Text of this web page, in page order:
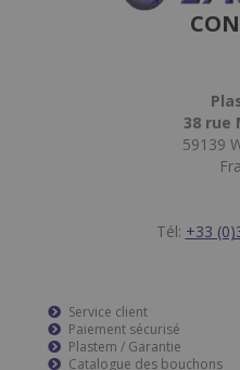
38 rue
59139
Tél: +33
Service client
Paiement sécurisé
Plastem / Garantie
Catalogue des bouchons